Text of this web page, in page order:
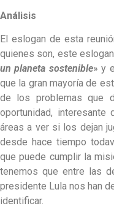
Análisis
El eslogan de esta
quienes son, este
un planeta sostenible» y
que la gran mayoría de
de los problemas que
oportunidad,
áreas a ver si los dejan
desde hace tiempo
que puede cumplir la
tenemos que entre las
presidente Lula nos han
identificar.